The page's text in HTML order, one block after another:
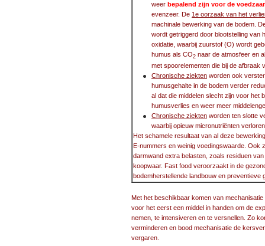
weer bepalend zijn voor de
evenzeer. De 1e oorzaak van het
machinale bewerking van de bodem.
wordt getriggerd door blootstelling van
oxidatie, waarbij zuurstof (O) wordt
humus als CO2 naar de atmosfeer en
met spoorelementen die bij de afbraak
Chronische ziekten worden ook
humusgehalte in de bodem verder
al dat die middelen slecht zijn voor het
humusverlies en weer meer
Chronische ziekten worden ten slotte
waarbij opieuw micronutriënten
Het schamele resultaat van al deze
E-nummers en weinig voedingswaarde. Ook
darmwand extra belasten, zoals residuen
koopwaar. Fast food veroorzaakt in de
bodemherstellende landbouw en
Met het beschikbaar komen van
voor het eerst een middel in handen om de
nemen, te intensiveren en te versnellen. Zo
verminderen en bood mechanisatie de
vergaren.